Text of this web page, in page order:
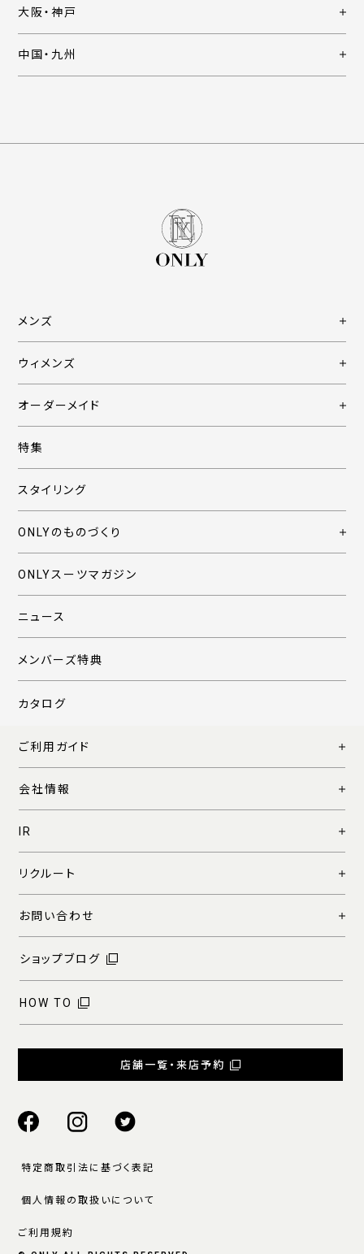
大阪・神戸
中国・九州
メンズ
ウィメンズ
オーダーメイド
特集
スタイリング
ONLYのものづくり
ONLYスーツマガジン
ニュース
メンバーズ特典
カタログ
ご利用ガイド
会社情報
IR
リクルート
お問い合わせ
ショップブログ
HOW TO
店舗一覧・来店予約
特定商取引法に基づく表記
個人情報の取扱いについて
ご利用規約